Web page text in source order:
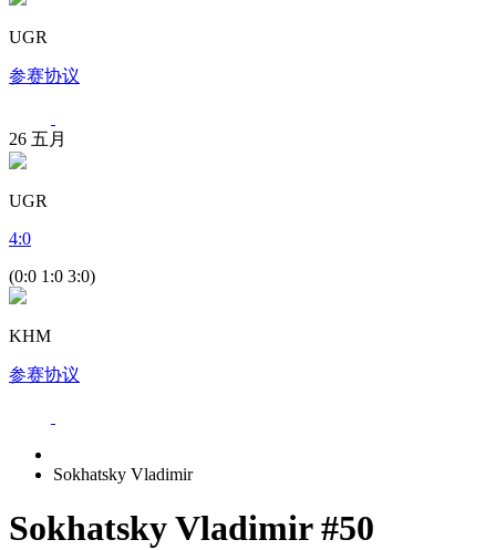
UGR
参赛协议
26 五月
UGR
4:0
(0:0 1:0 3:0)
KHM
参赛协议
Sokhatsky Vladimir
Sokhatsky Vladimir#50